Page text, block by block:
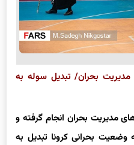
بحران/ تبدیل سوله به
مدیریت بحران انجام گرفته و
وضعیت بحرانی کرونا تبدیل به